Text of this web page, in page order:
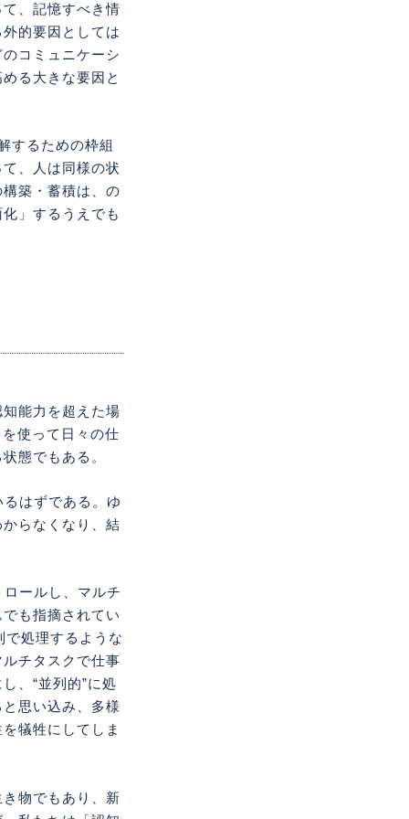
、記憶すべき情
的要因としては
コミュニケーシ
る大きな要因と
するための枠組
、人は同様の状
築・蓄積は、の
」するうえでも
能力を超えた場
使って日々の仕
態でもある。
はずである。ゆ
らなくなり、結
ールし、マルチ
でも指摘されてい
で処理するような
チタスクで仕事
、“並列的”に処
思い込み、多様
犠牲にしてしま
物でもあり、新